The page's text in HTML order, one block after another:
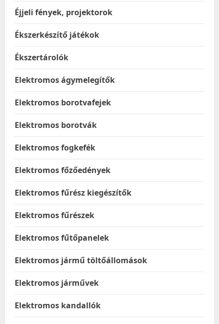
Éjjeli fények, projektorok
Ékszerkészítő játékok
Ékszertárolók
Elektromos ágymelegítők
Elektromos borotvafejek
Elektromos borotvák
Elektromos fogkefék
Elektromos főzőedények
Elektromos fűrész kiegészítők
Elektromos fűrészek
Elektromos fűtőpanelek
Elektromos jármű töltőállomások
Elektromos járművek
Elektromos kandallók